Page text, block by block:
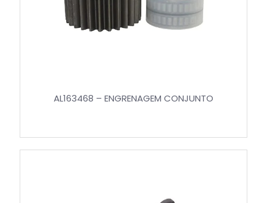
AL163468 – ENGRENAGEM CONJUNTO